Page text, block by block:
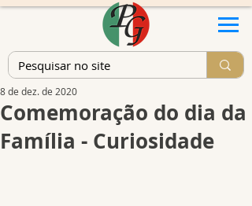
Comemoração do dia da
Família - Curiosidade
8 de dez. de 2020